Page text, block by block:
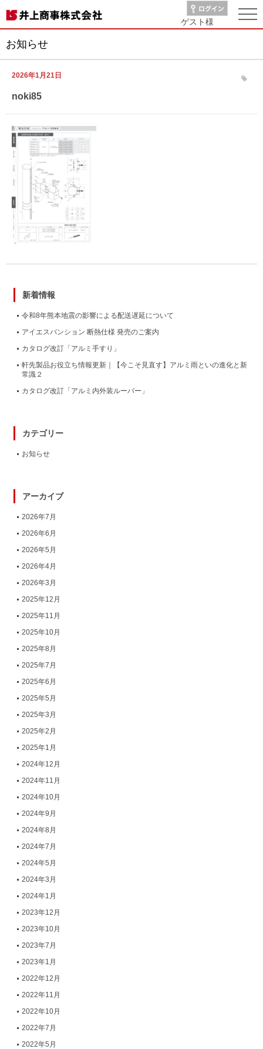
ゲスト様
お知らせ
2026年1月21日
noki85
新着情報
令和8年熊本地震の影響による配送遅延について
アイエスパンション 断熱仕様 発売のご案内
カタログ改訂「アルミ手すり」
軒先製品お役立ち情報更新｜【今こそ見直す】アルミ雨といの進化と新
常識２
カタログ改訂「アルミ内外装ルーバー」
カテゴリー
お知らせ
アーカイブ
2026年7月
2026年6月
2026年5月
2026年4月
2026年3月
2025年12月
2025年11月
2025年10月
2025年8月
2025年7月
2025年6月
2025年5月
2025年3月
2025年2月
2025年1月
2024年12月
2024年11月
2024年10月
2024年9月
2024年8月
2024年7月
2024年5月
2024年3月
2024年1月
2023年12月
2023年10月
2023年7月
2023年1月
2022年12月
2022年11月
2022年10月
2022年7月
2022年5月